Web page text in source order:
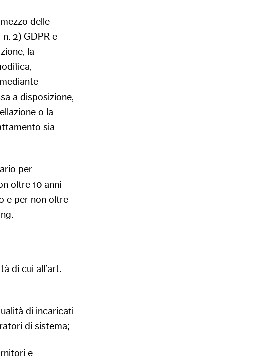
delle
2) GDPR e
la
a disposizione,
o la
sia
per
oltre 10 anni
e per non oltre
di cui all’art.
di incaricati
di sistema;
e